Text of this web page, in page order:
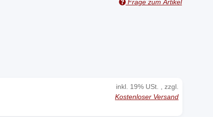
Frage zum Artikel
inkl. 19% USt. , zzgl.
Kostenloser Versand